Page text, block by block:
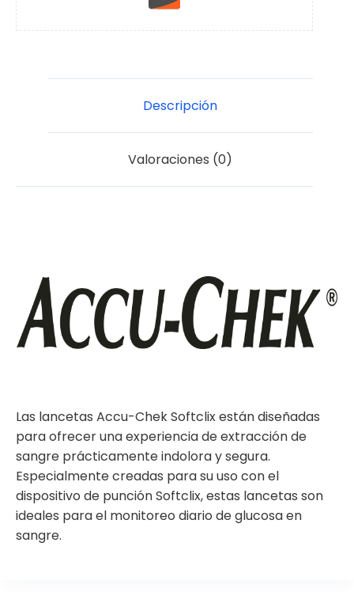
Descripción
Valoraciones (0)
Las lancetas Accu-Chek Softclix están diseñadas
para ofrecer una experiencia de extracción de
sangre prácticamente indolora y segura.
Especialmente creadas para su uso con el
dispositivo de punción Softclix, estas lancetas son
ideales para el monitoreo diario de glucosa en
sangre.